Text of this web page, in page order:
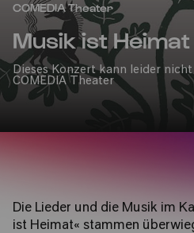
COMEDIA Theater
Musik ist
Dieses Konzert kann leider
COMEDIA Theater
Die Lieder und die Musik im
ist Heimat« stammen